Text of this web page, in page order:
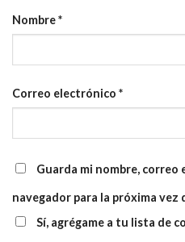
Nombre*
Correo electrónico *
Guarda mi nombre, correo
navegador para la próxima vez
Sí, agrégame a tu lista de